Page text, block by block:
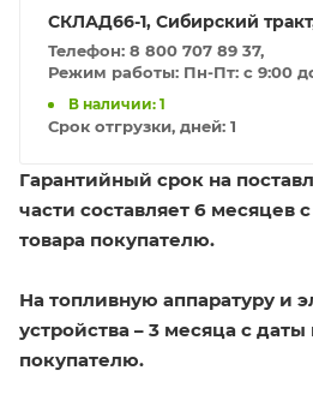
СКЛАД66-1, Сибирский
Телефон: 8 800 707 89 37,
Режим работы: Пн-Пт: с 9:00
В наличии: 1
Срок отгрузки, дней: 1
Гарантийный срок на
части составляет 6 месяцев
товара покупателю.
На топливную аппаратуру и
устройства – 3 месяца с даты
покупателю.